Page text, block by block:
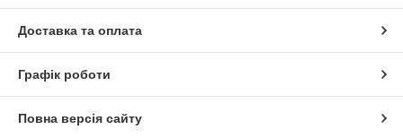
Доставка та оплата
Графік роботи
Повна версія сайту